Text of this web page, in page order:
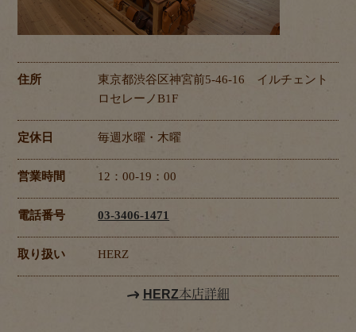
住所
東京都渋谷区神宮前5-46-16 イルチェント
ロセレーノB1F
定休日 毎週水曜・木曜
営業時間 12：00-19：00
電話番号 03-3406-1471
取り扱い HERZ
HERZ本店詳細